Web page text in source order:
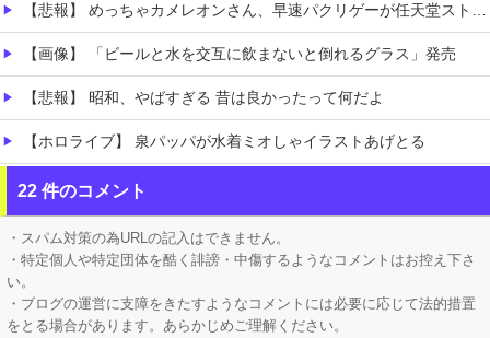
【悲報】 めっちゃカメレオンさん、早速パクリゲーが任天堂ストアに登場してしまう……
【画像】 「ビールと水を交互に飲まないと倒れるグラス」発売
【悲報】 昭和、やばすぎる 昔は良かったって何だよ
【ホロライブ】 泉パッパが水着ミオしゃイラストあげとる
【画像】 「マスク美人さん、また我々を欺く」←海外でも流行りだした結果がこちらw w w w w w w
【にじさんじ】 五木、すべてをメモ帳で管理する長尾に表計算ソフトを布教へ『企画趣旨でもう草生える』【8/6(木)20:00】
22 件のコメント
・スパム対策の為URLの記入はできません。
・特定個人や特定団体を酷く誹謗・中傷するようなコメントはお控え下さ
い。
・ブログの運営に支障をきたすようなコメントには必要に応じて法的措置
をとる場合があります。あらかじめご理解ください。